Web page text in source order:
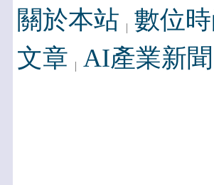
關於本站 數位
文章 AI產業新聞